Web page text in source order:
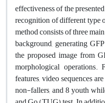
effectiveness of the
recognition of different type
method consists of three
background, generating
the proposed image from
morphological
features, video sequences
non-fallers, and 8 youth